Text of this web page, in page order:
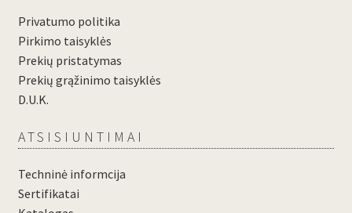
Privatumo politika
Pirkimo taisyklės
Prekių pristatymas
Prekių grąžinimo taisyklės
D.U.K.
ATSISIUNTIMAI
Techninė informcija
Sertifikatai